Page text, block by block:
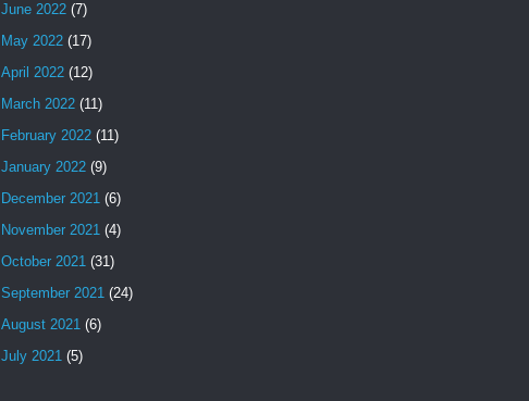
June 2022 (7)
May 2022 (17)
April 2022 (12)
March 2022 (11)
February 2022 (11)
January 2022 (9)
December 2021 (6)
November 2021 (4)
October 2021 (31)
September 2021 (24)
August 2021 (6)
July 2021 (5)